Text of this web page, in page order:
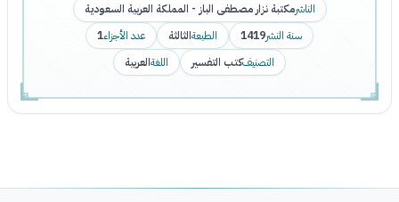
الناشرمكتبة نزار مصطفى الباز - المملكة العربية السعودية
سنة النشر1419 الطبعةالثالثة عدد الأجزاء1
التصنيفكتب التفسير اللغةالعربية